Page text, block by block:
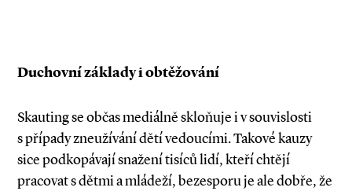
Duchovní základy i obtěžování
Skauting se občas mediálně skloňuje i v souvislosti
s případy zneužívání dětí vedoucími. Takové kauzy
sice podkopávají snažení tisíců lidí, kteří chtějí
pracovat s dětmi a mládeží, bezesporu je ale dobře, že